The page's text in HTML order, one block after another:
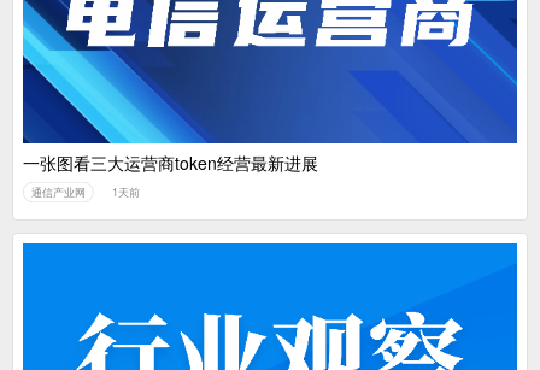
一张图看三大运营商token经营最新进展
通信产业网 1天前